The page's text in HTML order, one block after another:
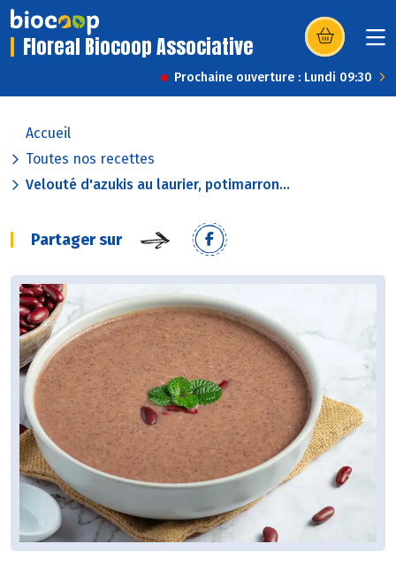
Floreal Biocoop Associative (s’ouvre dans
Prochaine ouverture : Lundi 09:30
Accueil
Toutes nos recettes
Velouté d'azukis au laurier, potimarron...
Partager sur